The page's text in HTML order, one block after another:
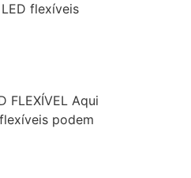
flexíveis
FLEXÍVEL Aqui
podem